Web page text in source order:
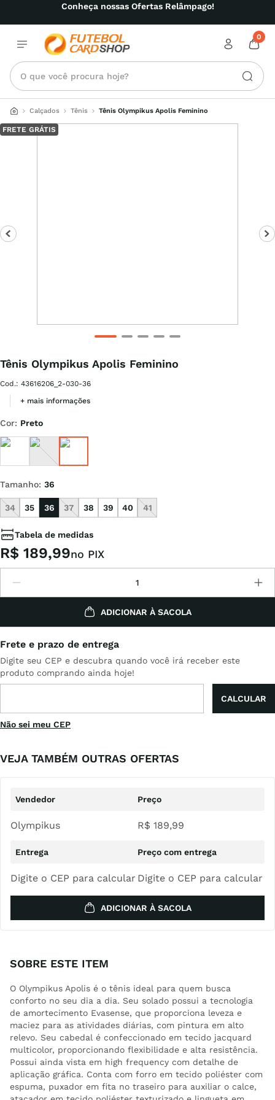
Conheça nossas Ofertas Relâmpago!
0
O que você procura hoje?
Calçados Tênis Tênis Olympikus Apolis Feminino
FRETE GRÁTIS
Tênis Olympikus Apolis Feminino
Cod.: 43616206_2-030-36
+ mais informações
Cor: Preto
Tamanho: 36
34 35 36 37 38 39 40 41
Tabela de medidas
R$ 189,99no PIX
ADICIONAR À SACOLA
Não sei meu CEP
VEJA TAMBÉM OUTRAS OFERTAS
Olympikus R$ 189,99
Digite o CEP para calcular Digite o CEP para calcular
ADICIONAR À SACOLA
SOBRE ESTE ITEM
O Olympikus Apolis é o tênis ideal para quem busca
conforto no seu dia a dia. Seu solado possui a tecnologia
de amortecimento Evasense, que proporciona leveza e
maciez para as atividades diárias, com pintura em alto
relevo. Seu cabedal é confeccionado em tecido jacquard
multicolor, proporcionando flexibilidade e alta resistência.
Possui ainda vista em high frequency com detalhe de
aplicação gráfica. Conta com forro em tecido poliéster com
espuma, puxador em fita no traseiro para auxiliar o calce,